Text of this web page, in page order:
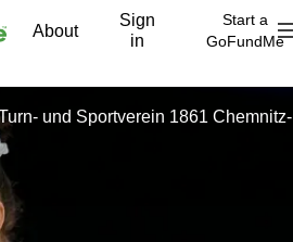
About
Sign
in
Start a
GoFundMe
und Sportverein 1861 Chemnitz-